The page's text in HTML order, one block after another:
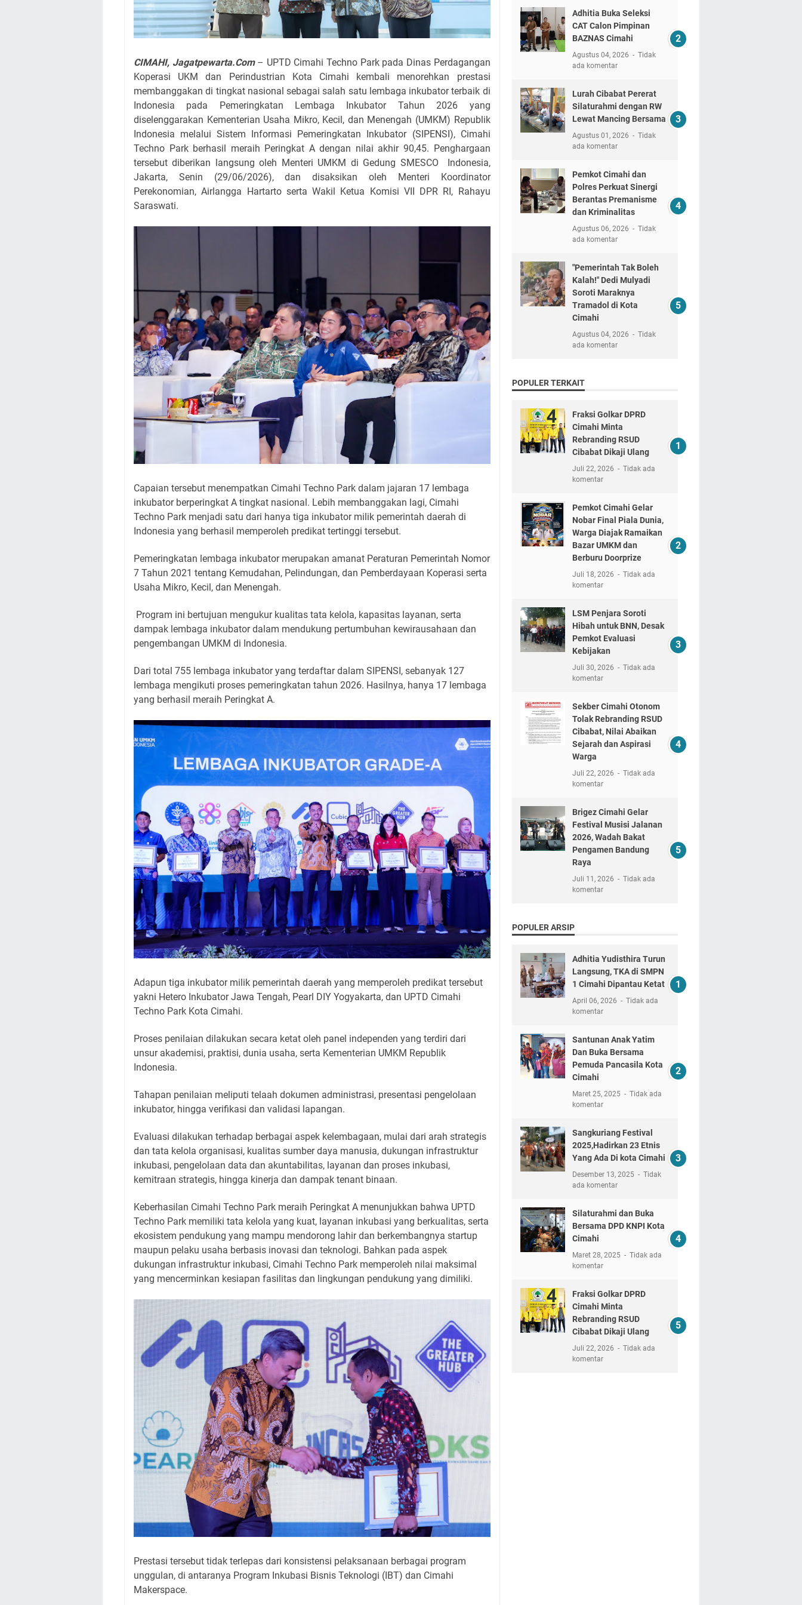
CIMAHI, Jagatpewarta.Com – UPTD Cimahi Techno Park pada Dinas Perdagangan
Koperasi UKM dan Perindustrian Kota Cimahi kembali menorehkan prestasi
membanggakan di tingkat nasional sebagai salah satu lembaga inkubator terbaik di
Indonesia pada Pemeringkatan Lembaga Inkubator Tahun 2026 yang
diselenggarakan Kementerian Usaha Mikro, Kecil, dan Menengah (UMKM) Republik
Indonesia melalui Sistem Informasi Pemeringkatan Inkubator (SIPENSI), Cimahi
Techno Park berhasil meraih Peringkat A dengan nilai akhir 90,45. Penghargaan
tersebut diberikan langsung oleh Menteri UMKM di Gedung SMESCO Indonesia,
Jakarta, Senin (29/06/2026), dan disaksikan oleh Menteri Koordinator
Perekonomian, Airlangga Hartarto serta Wakil Ketua Komisi VII DPR RI, Rahayu
Saraswati.
Capaian tersebut menempatkan Cimahi Techno Park dalam jajaran 17 lembaga
inkubator berperingkat A tingkat nasional. Lebih membanggakan lagi, Cimahi
Techno Park menjadi satu dari hanya tiga inkubator milik pemerintah daerah di
Indonesia yang berhasil memperoleh predikat tertinggi tersebut.
Pemeringkatan lembaga inkubator merupakan amanat Peraturan Pemerintah Nomor
7 Tahun 2021 tentang Kemudahan, Pelindungan, dan Pemberdayaan Koperasi serta
Usaha Mikro, Kecil, dan Menengah.
Program ini bertujuan mengukur kualitas tata kelola, kapasitas layanan, serta
dampak lembaga inkubator dalam mendukung pertumbuhan kewirausahaan dan
pengembangan UMKM di Indonesia.
Dari total 755 lembaga inkubator yang terdaftar dalam SIPENSI, sebanyak 127
lembaga mengikuti proses pemeringkatan tahun 2026. Hasilnya, hanya 17 lembaga
yang berhasil meraih Peringkat A.
Adapun tiga inkubator milik pemerintah daerah yang memperoleh predikat tersebut
yakni Hetero Inkubator Jawa Tengah, Pearl DIY Yogyakarta, dan UPTD Cimahi
Techno Park Kota Cimahi.
Proses penilaian dilakukan secara ketat oleh panel independen yang terdiri dari
unsur akademisi, praktisi, dunia usaha, serta Kementerian UMKM Republik
Indonesia.
Tahapan penilaian meliputi telaah dokumen administrasi, presentasi pengelolaan
inkubator, hingga verifikasi dan validasi lapangan.
Evaluasi dilakukan terhadap berbagai aspek kelembagaan, mulai dari arah strategis
dan tata kelola organisasi, kualitas sumber daya manusia, dukungan infrastruktur
inkubasi, pengelolaan data dan akuntabilitas, layanan dan proses inkubasi,
kemitraan strategis, hingga kinerja dan dampak tenant binaan.
Keberhasilan Cimahi Techno Park meraih Peringkat A menunjukkan bahwa UPTD
Techno Park memiliki tata kelola yang kuat, layanan inkubasi yang berkualitas, serta
ekosistem pendukung yang mampu mendorong lahir dan berkembangnya startup
maupun pelaku usaha berbasis inovasi dan teknologi. Bahkan pada aspek
dukungan infrastruktur inkubasi, Cimahi Techno Park memperoleh nilai maksimal
yang mencerminkan kesiapan fasilitas dan lingkungan pendukung yang dimiliki.
Prestasi tersebut tidak terlepas dari konsistensi pelaksanaan berbagai program
unggulan, di antaranya Program Inkubasi Bisnis Teknologi (IBT) dan Cimahi
Makerspace.
Adhitia Buka Seleksi
CAT Calon Pimpinan
BAZNAS Cimahi
Agustus 04, 2026
Tidak
ada komentar
Lurah Cibabat Pererat
Silaturahmi dengan RW
Lewat Mancing Bersama
Agustus 01, 2026
Tidak
ada komentar
Pemkot Cimahi dan
Polres Perkuat Sinergi
Berantas Premanisme
dan Kriminalitas
Agustus 06, 2026
Tidak
ada komentar
"Pemerintah Tak Boleh
Kalah!" Dedi Mulyadi
Soroti Maraknya
Tramadol di Kota
Cimahi
Agustus 04, 2026
Tidak
ada komentar
POPULER TERKAIT
Fraksi Golkar DPRD
Cimahi Minta
Rebranding RSUD
Cibabat Dikaji Ulang
Juli 22, 2026
Tidak ada
komentar
Pemkot Cimahi Gelar
Nobar Final Piala Dunia,
Warga Diajak Ramaikan
Bazar UMKM dan
Berburu Doorprize
Juli 18, 2026
Tidak ada
komentar
LSM Penjara Soroti
Hibah untuk BNN, Desak
Pemkot Evaluasi
Kebijakan
Juli 30, 2026
Tidak ada
komentar
Sekber Cimahi Otonom
Tolak Rebranding RSUD
Cibabat, Nilai Abaikan
Sejarah dan Aspirasi
Warga
Juli 22, 2026
Tidak ada
komentar
Brigez Cimahi Gelar
Festival Musisi Jalanan
2026, Wadah Bakat
Pengamen Bandung
Raya
Juli 11, 2026
Tidak ada
komentar
POPULER ARSIP
Adhitia Yudisthira Turun
Langsung, TKA di SMPN
1 Cimahi Dipantau Ketat
April 06, 2026
Tidak ada
komentar
Santunan Anak Yatim
Dan Buka Bersama
Pemuda Pancasila Kota
Cimahi
Maret 25, 2025
Tidak ada
komentar
Sangkuriang Festival
2025,Hadirkan 23 Etnis
Yang Ada Di kota Cimahi
Desember 13, 2025
Tidak
ada komentar
Silaturahmi dan Buka
Bersama DPD KNPI Kota
Cimahi
Maret 28, 2025
Tidak ada
komentar
Fraksi Golkar DPRD
Cimahi Minta
Rebranding RSUD
Cibabat Dikaji Ulang
Juli 22, 2026
Tidak ada
komentar